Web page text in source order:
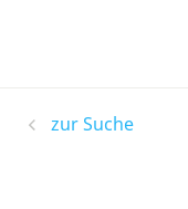
zur Suche